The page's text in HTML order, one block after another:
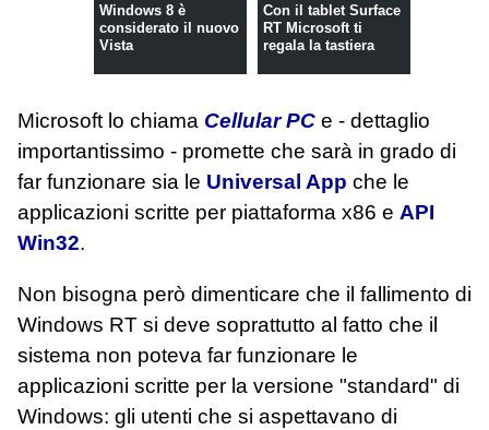
Windows 8 è
considerato il nuovo
Vista
Con il tablet Surface
RT Microsoft ti
regala la tastiera
Microsoft lo chiama Cellular PC e - dettaglio
importantissimo - promette che sarà in grado di
far funzionare sia le Universal App che le
applicazioni scritte per piattaforma x86 e API
Win32.
Non bisogna però dimenticare che il fallimento di
Windows RT si deve soprattutto al fatto che il
sistema non poteva far funzionare le
applicazioni scritte per la versione "standard" di
Windows: gli utenti che si aspettavano di